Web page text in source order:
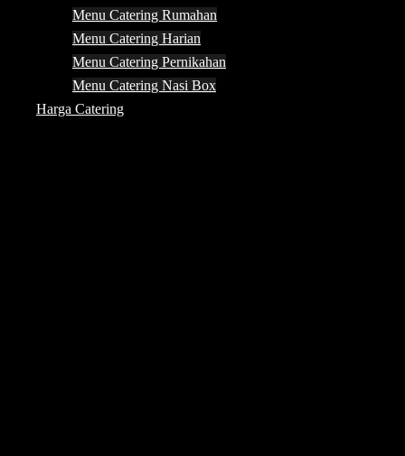
Menu Catering Rumahan
Menu Catering Harian
Menu Catering Pernikahan
Menu Catering Nasi Box
Harga Catering